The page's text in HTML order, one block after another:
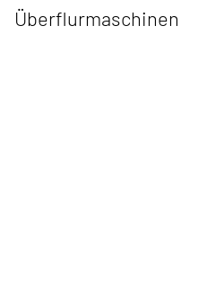
Überflurmaschinen